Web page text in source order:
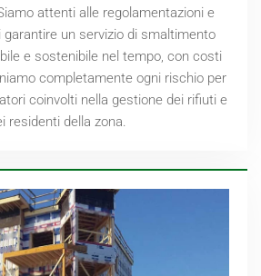
attenti alle regolamentazioni e
garantire un servizio di smaltimento
e sostenibile nel tempo, con costi
completamente ogni rischio per
coinvolti nella gestione dei rifiuti e
residenti della zona.